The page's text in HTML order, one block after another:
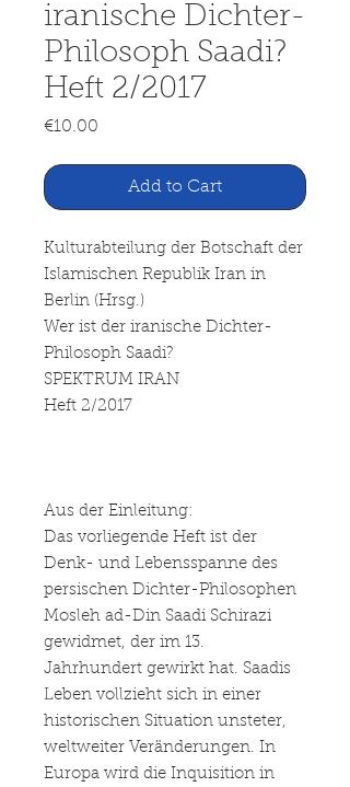
iranische Dichter-
Philosoph Saadi?
Heft 2/2017
€10.00
Add to Cart
Kulturabteilung der Botschaft der
Islamischen Republik Iran in
Berlin (Hrsg.)
Wer ist der iranische Dichter-
Philosoph Saadi?
SPEKTRUM IRAN
Heft 2/2017
Aus der Einleitung:
Das vorliegende Heft ist der
Denk- und Lebensspanne des
persischen Dichter-Philosophen
Mosleh ad-Din Saadi Schirazi
gewidmet, der im 13.
Jahrhundert gewirkt hat. Saadis
Leben vollzieht sich in einer
historischen Situation unsteter,
weltweiter Veränderungen. In
Europa wird die Inquisition in